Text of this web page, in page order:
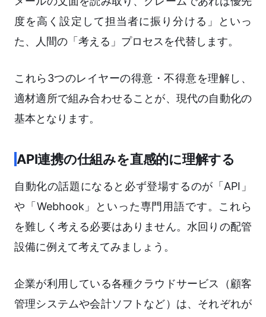
度を高く設定して担当者に振り分ける」といっ
た、人間の「考える」プロセスを代替します。
これら3つのレイヤーの得意・不得意を理解し、
適材適所で組み合わせることが、現代の自動化の
基本となります。
API連携の仕組みを直感的に理解する
自動化の話題になると必ず登場するのが「API」
や「Webhook」といった専門用語です。これら
を難しく考える必要はありません。水回りの配管
設備に例えて考えてみましょう。
企業が利用している各種クラウドサービス（顧客
管理システムや会計ソフトなど）は、それぞれが